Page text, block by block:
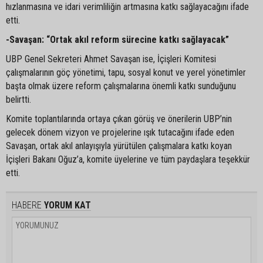
hızlanmasına ve idari verimliliğin artmasına katkı sağlayacağını ifade
etti.
-Savaşan: “Ortak akıl reform sürecine katkı sağlayacak”
UBP Genel Sekreteri Ahmet Savaşan ise, İçişleri Komitesi
çalışmalarının göç yönetimi, tapu, sosyal konut ve yerel yönetimler
başta olmak üzere reform çalışmalarına önemli katkı sunduğunu
belirtti.
Komite toplantılarında ortaya çıkan görüş ve önerilerin UBP’nin
gelecek dönem vizyon ve projelerine ışık tutacağını ifade eden
Savaşan, ortak akıl anlayışıyla yürütülen çalışmalara katkı koyan
İçişleri Bakanı Oğuz’a, komite üyelerine ve tüm paydaşlara teşekkür
etti.
HABERE YORUM KAT